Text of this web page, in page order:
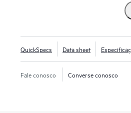
QuickSpecs Data sheet
Fale conosco Converse conosco